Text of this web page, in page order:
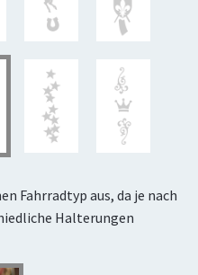
Fahrradtyp aus, da je nach
Halterungen